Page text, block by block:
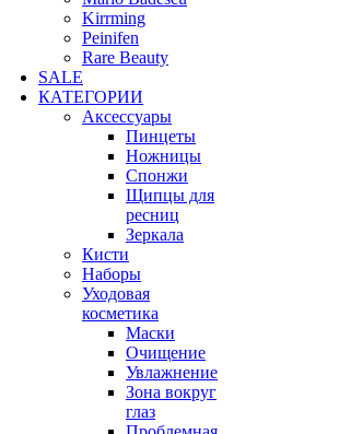
Kirrming
Peinifen
Rare Beauty
SALE
КАТЕГОРИИ
Аксессуары
Пинцеты
Ножницы
Спонжи
Щипцы для
ресниц
Зеркала
Кисти
Наборы
Уходовая
косметика
Маски
Очищение
Увлажнение
Зона вокруг
глаз